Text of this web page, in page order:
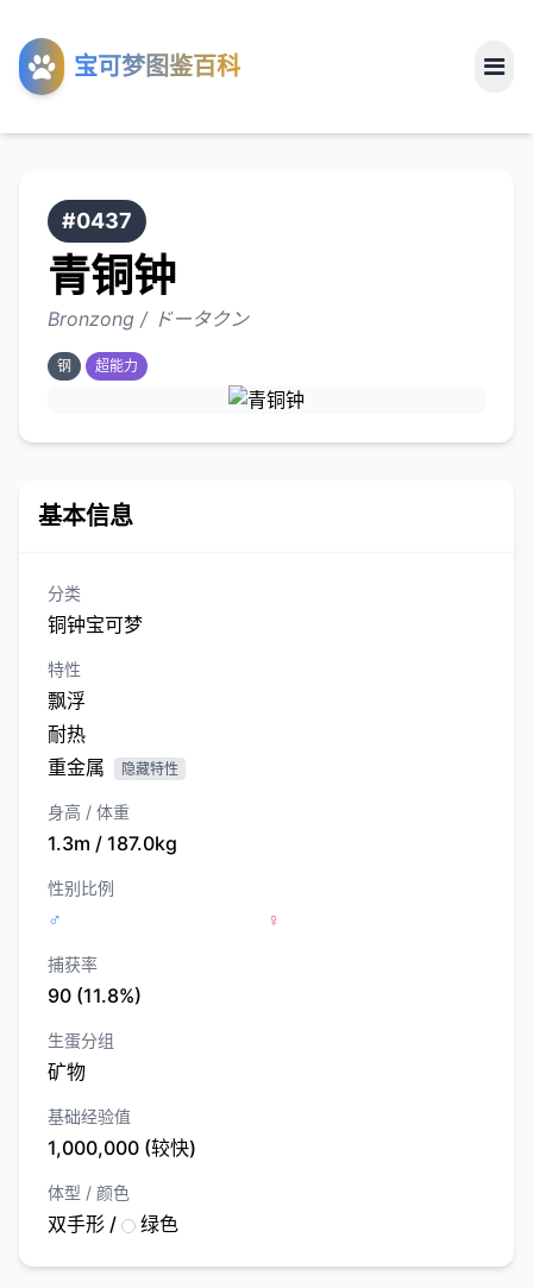
宝可梦图鉴百科
工具
关于
#0437
青铜钟
Bronzong / ドータクン
钢 超能力
基本信息
分类
铜钟宝可梦
特性
飘浮
耐热
重金属
隐藏特性
身高 / 体重
1.3m / 187.0kg
性别比例
♂ ♀
捕获率
90 (11.8%)
生蛋分组
矿物
基础经验值
1,000,000 (较快)
体型 / 颜色
双手形 / 绿色